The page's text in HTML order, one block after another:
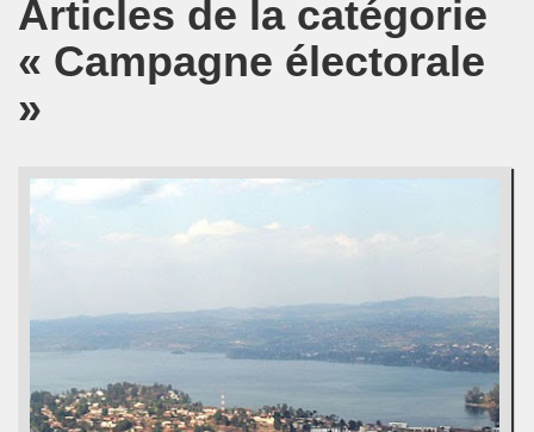
Articles de la catégorie
« Campagne électorale
»